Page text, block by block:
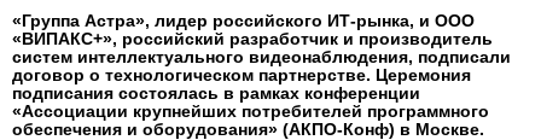
«Группа Астра», лидер российского ИТ-рынка, и ООО
«ВИПАКС+», российский разработчик и производитель
систем интеллектуального видеонаблюдения, подписали
договор о технологическом партнерстве. Церемония
подписания состоялась в рамках конференции
«Ассоциации крупнейших потребителей программного
обеспечения и оборудования» (АКПО-Конф) в Москве.